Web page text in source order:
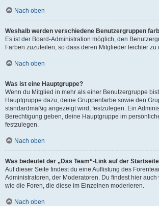
Nach oben
Weshalb werden verschiedene Benutzergruppen
Es ist der Board-Administration möglich, den
Farben zuzuteilen, so dass deren Mitglieder leichter
Nach oben
Was ist eine Hauptgruppe?
Wenn du Mitglied in mehr als einer Benutzergruppe
Hauptgruppe dazu, deine Gruppenfarbe sowie den
standardmäßig angezeigt wird, festzulegen. Ein
Berechtigung geben, deine Hauptgruppe im
festzulegen.
Nach oben
Was bedeutet der „Das Team“-Link auf der
Auf dieser Seite findest du eine Auflistung des
Administratoren, der Moderatoren. Du findest hier
wie die Foren, die diese im Einzelnen moderieren.
Nach oben